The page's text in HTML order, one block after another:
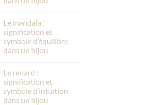
Le mandala :
signification et
symbole d’équilibre
dans un bijou
Le renard :
signification et
symbole d’intuition
dans un bijou